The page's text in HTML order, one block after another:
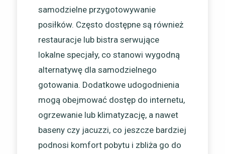
samodzielne przygotowywanie
posiłków. Często dostępne są również
restauracje lub bistra serwujące
lokalne specjały, co stanowi wygodną
alternatywę dla samodzielnego
gotowania. Dodatkowe udogodnienia
mogą obejmować dostęp do internetu,
ogrzewanie lub klimatyzację, a nawet
baseny czy jacuzzi, co jeszcze bardziej
podnosi komfort pobytu i zbliża go do